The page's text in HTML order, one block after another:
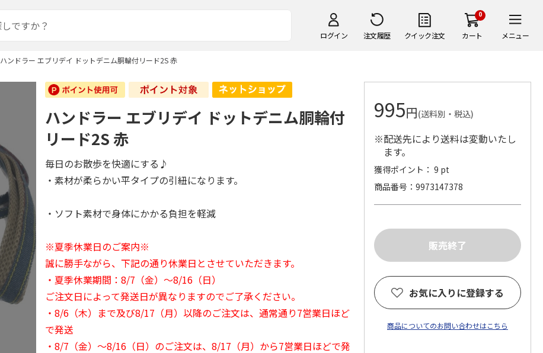
ログイン 注文履歴 クイック注文
0
カート メニュー
ハンドラー エブリデイ ドットデニム胴輪付リード2S 赤
ハンドラー エブリデイ ドットデニム胴輪付
リード2S 赤
毎日のお散歩を快適にする♪
・素材が柔らかい平タイプの引紐になります。
・ソフト素材で身体にかかる負担を軽減
※夏季休業日のご案内※
誠に勝手ながら、下記の通り休業日とさせていただきます。
・夏季休業期間：8/7（金）～8/16（日）
ご注文日によって発送日が異なりますのでご了承ください。
・8/6（木）まで及び8/17（月）以降のご注文は、通常通り7営業日ほど
で発送
・8/7（金）～8/16（日）のご注文は、8/17（月）から7営業日ほどで発
995円(送料別・税込)
※配送先により送料は変動いたし
ます。
獲得ポイント： 9 pt
商品番号
9973147378
お気に入りに登録する
商品についてのお問い合わせはこちら